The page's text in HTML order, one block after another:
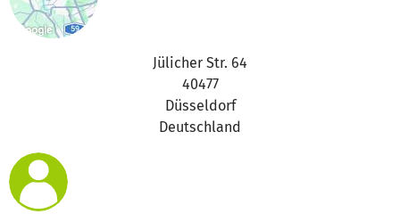
Jülicher Str. 64
40477
Düsseldorf
Deutschland